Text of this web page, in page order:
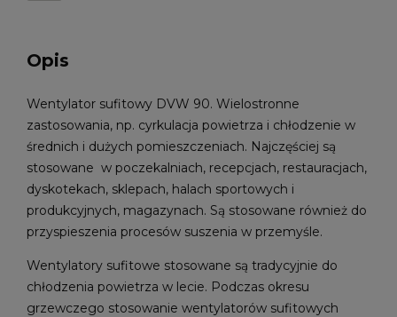
Opis
Wentylator sufitowy DVW 90. Wielostronne
zastosowania, np. cyrkulacja powietrza i chłodzenie w
średnich i dużych pomieszczeniach. Najczęściej są
stosowane w poczekalniach, recepcjach, restauracjach,
dyskotekach, sklepach, halach sportowych i
produkcyjnych, magazynach. Są stosowane również do
przyspieszenia procesów suszenia w przemyśle.
Wentylatory sufitowe stosowane są tradycyjnie do
chłodzenia powietrza w lecie. Podczas okresu
grzewczego stosowanie wentylatorów sufitowych